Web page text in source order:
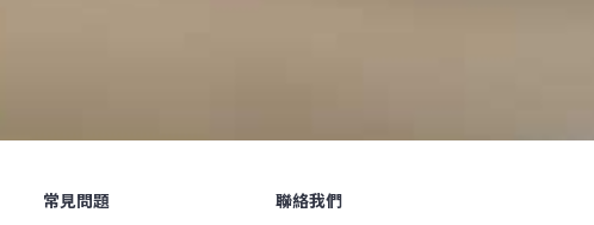
常見問題 聯絡我們